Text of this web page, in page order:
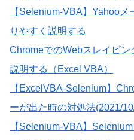
【Selenium-VBA】Yahoo
りやすく説明する
ChromeでのWebスレイピン
説明する（Excel VBA）
【ExcelVBA‐Selenium】
ーが出た時の対処法(2021/
【Selenium-VBA】